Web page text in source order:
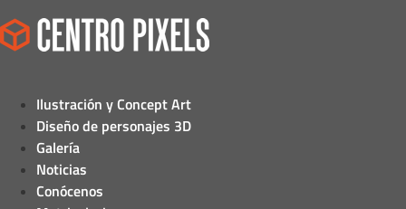
Ilustración y Concept Art
Diseño de personajes 3D
Galería
Noticias
Conócenos